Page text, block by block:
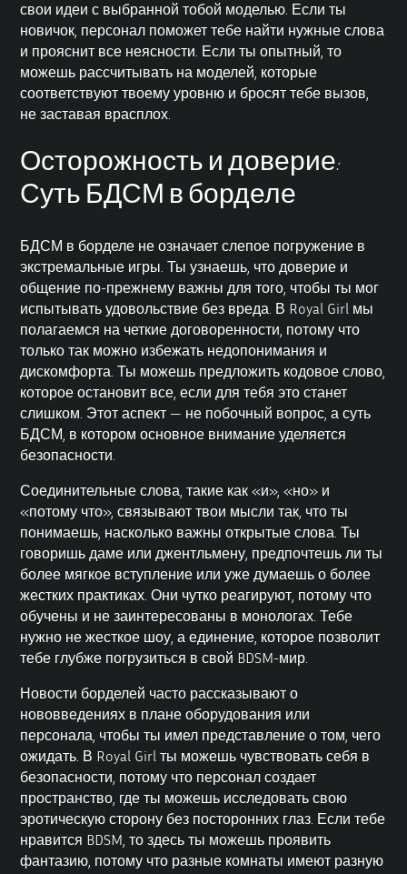
свои идеи с выбранной тобой моделью. Если ты
новичок, персонал поможет тебе найти нужные слова
и прояснит все неясности. Если ты опытный, то
можешь рассчитывать на моделей, которые
соответствуют твоему уровню и бросят тебе вызов,
не заставая врасплох.
Осторожность и доверие:
Суть БДСМ в борделе
БДСМ в борделе не означает слепое погружение в
экстремальные игры. Ты узнаешь, что доверие и
общение по-прежнему важны для того, чтобы ты мог
испытывать удовольствие без вреда. В Royal Girl мы
полагаемся на четкие договоренности, потому что
только так можно избежать недопонимания и
дискомфорта. Ты можешь предложить кодовое слово,
которое остановит все, если для тебя это станет
слишком. Этот аспект — не побочный вопрос, а суть
БДСМ, в котором основное внимание уделяется
безопасности.
Соединительные слова, такие как «и», «но» и
«потому что», связывают твои мысли так, что ты
понимаешь, насколько важны открытые слова. Ты
говоришь даме или джентльмену, предпочтешь ли ты
более мягкое вступление или уже думаешь о более
жестких практиках. Они чутко реагируют, потому что
обучены и не заинтересованы в монологах. Тебе
нужно не жесткое шоу, а единение, которое позволит
тебе глубже погрузиться в свой BDSM-мир.
Новости борделей часто рассказывают о
нововведениях в плане оборудования или
персонала, чтобы ты имел представление о том, чего
ожидать. В Royal Girl ты можешь чувствовать себя в
безопасности, потому что персонал создает
пространство, где ты можешь исследовать свою
эротическую сторону без посторонних глаз. Если тебе
нравится BDSM, то здесь ты можешь проявить
фантазию, потому что разные комнаты имеют разную